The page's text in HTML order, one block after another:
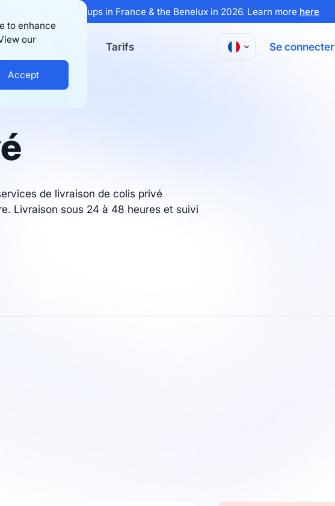
to enhance
our
Accept
growing startups in France & the Benelux in 2026. Learn more here
Entreprise Tarifs Se connecter
de livraison de colis privé
Livraison sous 24 à 48 heures et suivi